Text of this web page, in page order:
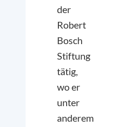
der
Robert
Bosch
Stiftung
tätig,
wo er
unter
anderem